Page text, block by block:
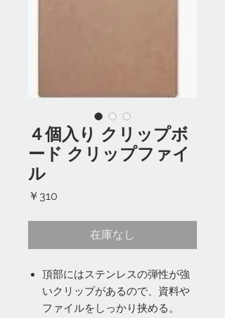
４個入り クリップボ
ード クリップファイ
ル
￥310
在庫なし
頂部にはステンレスの弾性が強
いクリップがあるので、資料や
ファイルをしっかり挟める。